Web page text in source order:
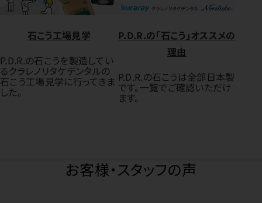
石こう工場見学
P.D.R.の石こうを製造してい
るクラレノリタケデンタルの
石こう工場見学に行ってきま
した。
P.D.R.の「石こう」オススメの
理由
P.D.R.の石こうは全部日本製
です。一覧でご確認いただけ
ます。
お客様・スタッフの声